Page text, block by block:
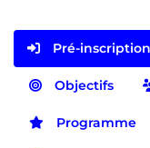
Pré-inscription
Objectifs
Programme